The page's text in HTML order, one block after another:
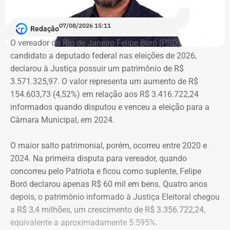
recebemos o compromisso de que, em até dez dias, a
secretaria será recriada”, afirmou Tatiana Roque em
publicação nas redes sociais.
Críticas da comunidade científica
A recriação da secretaria ocorre após críticas de
pesquisadores, universidades e entidades ligadas ao
setor, que contestaram a decisão do governo de tirar a
estrutura própria da área durante a reorganização
“Ele [Ricardo Couto] ouviu as críticas da comunidade
cientifica, dos representantes que estavam aqui, e disse
que vai sim recriar a secretaria, instituir um comitê paras
estudar com deve ser estruturada a nova pasta”, explicou
Roque.
Redação07/08/2026 15:11
O vereador do Rio de Janeiro Felipe Boró (PSD),
candidato a deputado federal nas eleições de 2026,
declarou à Justiça possuir um patrimônio de R$
3.571.325,97. O valor representa um aumento de R$
154.603,73 (4,52%) em relação aos R$ 3.416.722,24
informados quando disputou e venceu a eleição para a
Câmara Municipal, em 2024.
O maior salto patrimonial, porém, ocorreu entre 2020 e
2024. Na primeira disputa para vereador, quando
concorreu pelo Patriota e ficou como suplente, Felipe
Boró declarou apenas R$ 60 mil em bens. Quatro anos
depois, o patrimônio informado à Justiça Eleitoral chegou
a R$ 3,4 milhões, um crescimento de R$ 3.356.722,24,
equivalente a aproximadamente 5.595%.